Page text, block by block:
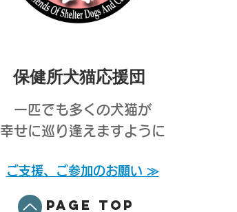
保健所犬猫応援団
一匹でも多くの犬猫が
幸せに巡り逢えますように
ご支援、ご参加のお願い ≫
PAGE TOP